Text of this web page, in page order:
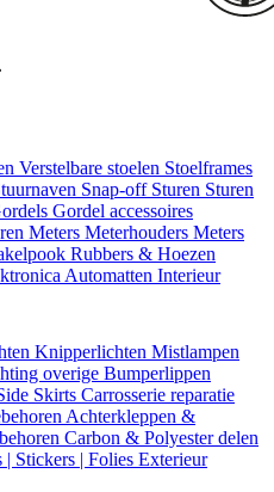
Verstelbare stoelen Stoelframes
Snap-off Sturen Sturen
Gordel accessoires
Meters Meterhouders Meters
Rubbers & Hoezen
Automatten Interieur
Knipperlichten Mistlampen
overige Bumperlippen
Skirts Carrosserie reparatie
Achterkleppen &
Carbon & Polyester delen
| Stickers | Folies Exterieur